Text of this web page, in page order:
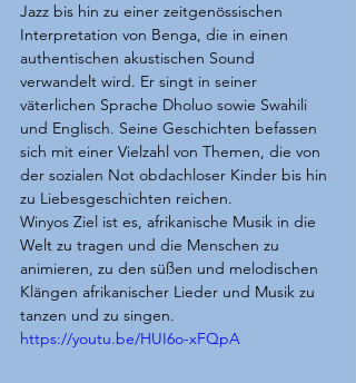
Jazz bis hin zu einer zeitgenössischen
Interpretation von Benga, die in einen
authentischen akustischen Sound
verwandelt wird. Er singt in seiner
väterlichen Sprache Dholuo sowie Swahili
und Englisch. Seine Geschichten befassen
sich mit einer Vielzahl von Themen, die von
der sozialen Not obdachloser Kinder bis hin
zu Liebesgeschichten reichen.
Winyos Ziel ist es, afrikanische Musik in die
Welt zu tragen und die Menschen zu
animieren, zu den süßen und melodischen
Klängen afrikanischer Lieder und Musik zu
tanzen und zu singen.
https://youtu.be/HUI6o-xFQpA